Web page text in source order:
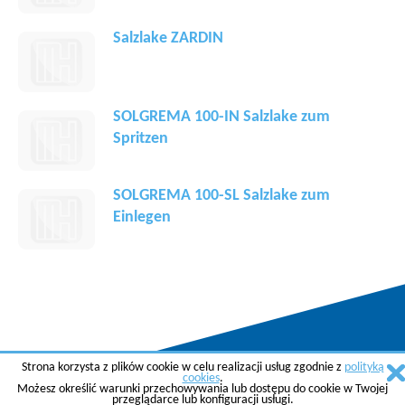
Salzlake ZARDIN
SOLGREMA 100-IN Salzlake zum
Spritzen
SOLGREMA 100-SL Salzlake zum
Einlegen
Copyright © 2015 AGREMA Poland Sp. z o.o.
Created bySkyGroup Sp. z o.o.
Strona korzysta z plików cookie w celu realizacji usług zgodnie z polityką
cookies.
Możesz określić warunki przechowywania lub dostępu do cookie w Twojej
przeglądarce lub konfiguracji usługi.